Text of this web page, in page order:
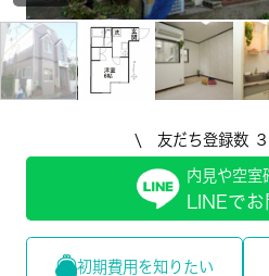
\ 友だち登録数
内見や空室
LINEで
初期費用を知りたい